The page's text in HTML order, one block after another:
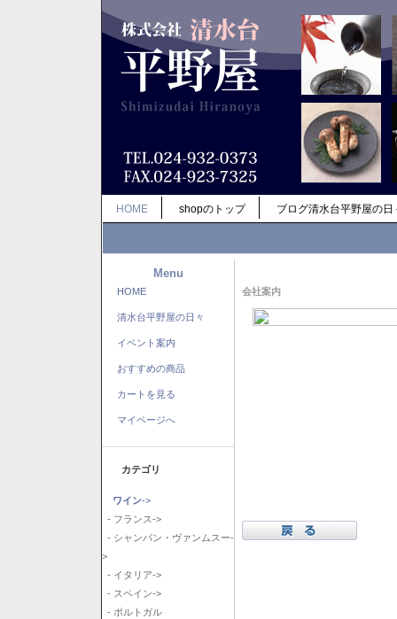
HOME shopのトップ ブログ清水台平野屋の日
Menu
HOME
清水台平野屋の日々
イベント案内
おすすめの商品
カートを見る
マイページへ
カテゴリ
ワイン->
- フランス->
- シャンパン・ヴァンムスー-
>
- イタリア->
- スペイン->
- ポルトガル
会社案内